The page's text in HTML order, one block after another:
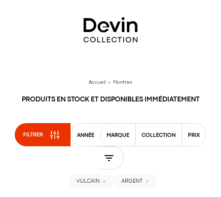
Accueil > Montres
PRODUITS EN STOCK ET DISPONIBLES IMMÉDIATEMENT
FILTRER ANNÉE MARQUE COLLECTION PRIX
VULCAIN ARGENT